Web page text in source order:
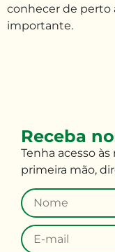
conhecer de perto
importante.
Receba
Tenha acesso às
primeira mão,